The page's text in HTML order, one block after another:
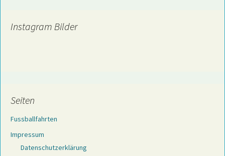
Instagram Bilder
Seiten
Fussballfahrten
Impressum
Datenschutzerklärung